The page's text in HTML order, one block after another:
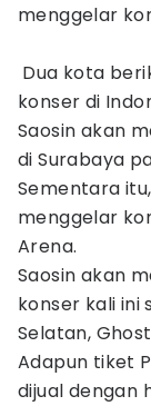
menggelar
Dua kota
konser di
Saosin akan
di Surabaya
Sementara
menggelar
Arena.
Saosin akan
konser kali ini
Selatan,
Adapun tiket
dijual dengan